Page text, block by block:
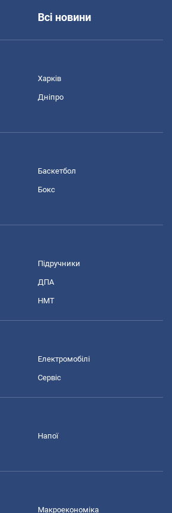
Всі новини
Харків
Дніпро
Баскетбол
Бокс
Підручники
ДПА
НМТ
Електромобілі
Сервіс
Напої
Макроекономіка